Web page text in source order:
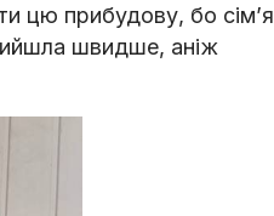
цю прибудову, бо сім’я
швидше, аніж